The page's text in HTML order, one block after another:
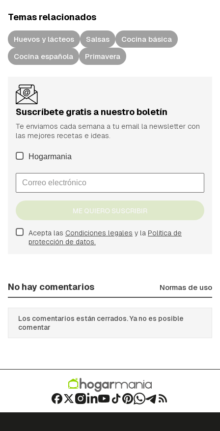
Temas relacionados
Huevos y lácteos Salsas
Cocina básica
Cocina española
Primavera
Suscríbete gratis a nuestro boletín
Te enviamos cada semana a tu email la newsletter con
las mejores recetas e ideas.
Hogarmania
ME QUIERO SUSCRIBIR
Acepta las Condiciones legales y la Política de
protección de datos.
No hay comentarios Normas de uso
Los comentarios están cerrados. Ya no es posible
comentar